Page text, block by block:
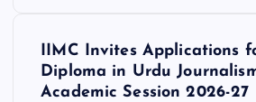
IIMC Invites Applications
Diploma in Urdu
Academic Session 2026-27